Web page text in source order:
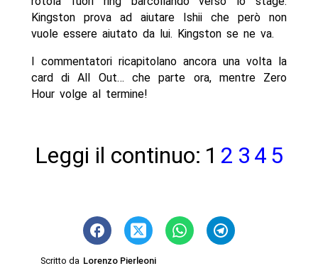
Kingston prova ad aiutare Ishii che però non
vuole essere aiutato da lui. Kingston se ne va.
I commentatori ricapitolano ancora una volta la
card di All Out… che parte ora, mentre Zero
Hour volge al termine!
Leggi il continuo: 1 2 3 4 5
Scritto da Lorenzo Pierleoni